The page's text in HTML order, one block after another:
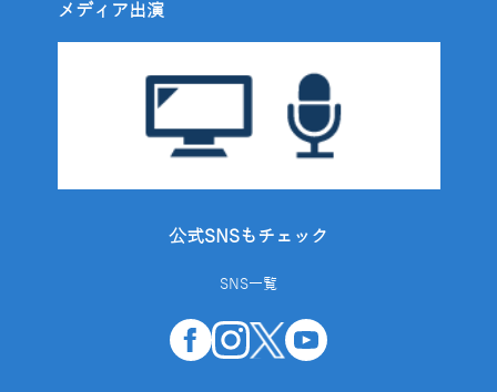
メディア出演
公式SNSもチェック
SNS一覧